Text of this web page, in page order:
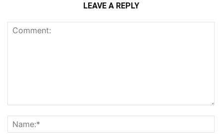
LEAVE A REPLY